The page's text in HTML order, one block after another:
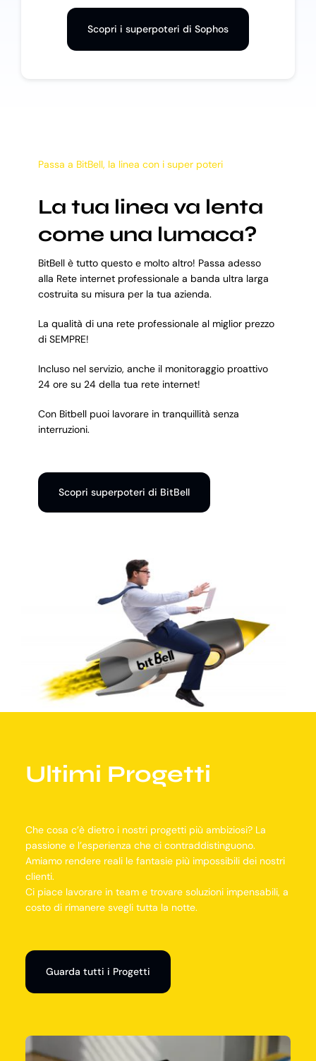
Scopri i superpoteri di Sophos
Passa a BitBell, la linea con i super poteri
La tua linea va lenta
come una lumaca?
BitBell è tutto questo e molto altro! Passa adesso
alla Rete internet professionale a banda ultra larga
costruita su misura per la tua azienda.
La qualità di una rete professionale al miglior prezzo
di SEMPRE!
Incluso nel servizio, anche il monitoraggio proattivo
24 ore su 24 della tua rete internet!
Con Bitbell puoi lavorare in tranquillità senza
interruzioni.
Scopri superpoteri di BitBell
Ultimi Progetti
Che cosa c’è dietro i nostri progetti più ambiziosi? La
passione e l’esperienza che ci contraddistinguono.
Amiamo rendere reali le fantasie più impossibili dei nostri
clienti.
Ci piace lavorare in team e trovare soluzioni impensabili, a
costo di rimanere svegli tutta la notte.
Guarda tutti i Progetti